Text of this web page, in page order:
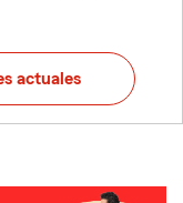
actuales